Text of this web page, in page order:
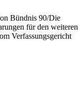
Bündnis 90/Die
für den weiteren
Verfassungsgericht